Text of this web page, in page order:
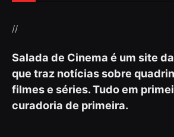
//
Salada de Cinema é um site
que traz notícias sobre
filmes e séries. Tudo em
curadoria de primeira.